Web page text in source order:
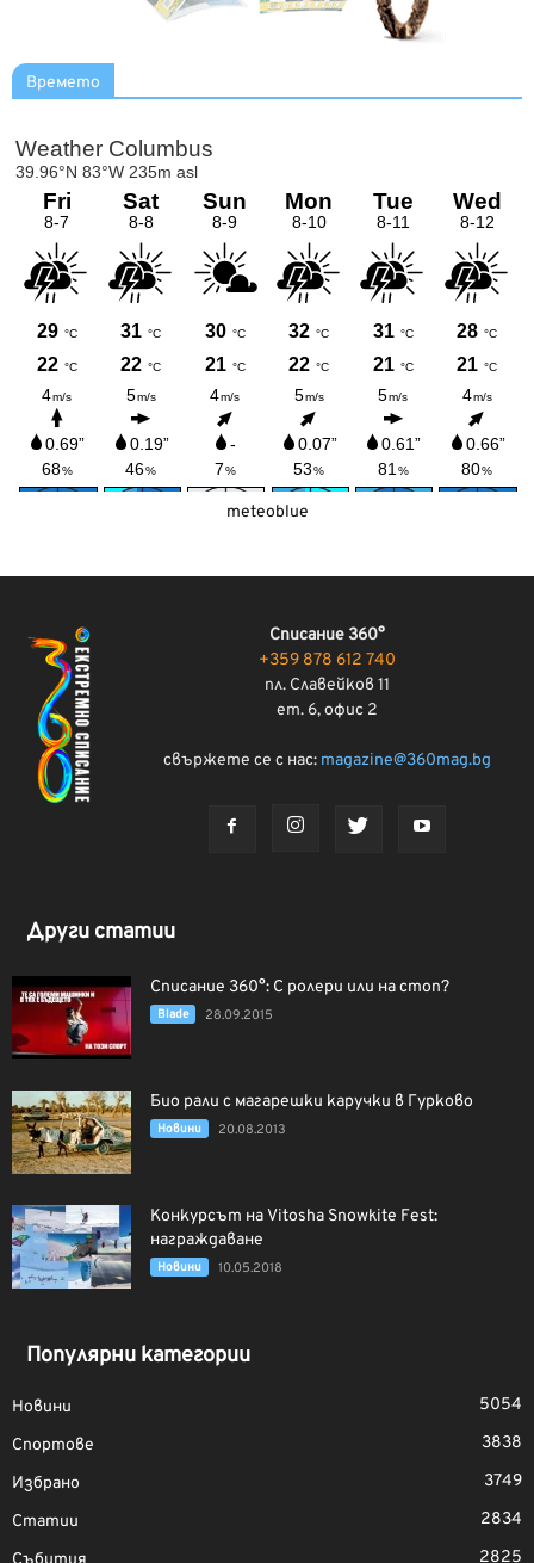
Времето
meteoblue
Списание 360°
+359 878 612 740
пл. Славейков 11
ет. 6, офис 2
свържете се с нас: magazine@360mag.bg
Други статии
Списание 360°: С ролери или на стоп?
Blade 28.09.2015
Био рали с магарешки каручки в Гурково
Новини 20.08.2013
Конкурсът на Vitosha Snowkite Fest:
награждаване
Новини 10.05.2018
Популярни категории
Новини
5054
Спортове
3838
Избрано
3749
Статии
2834
2825